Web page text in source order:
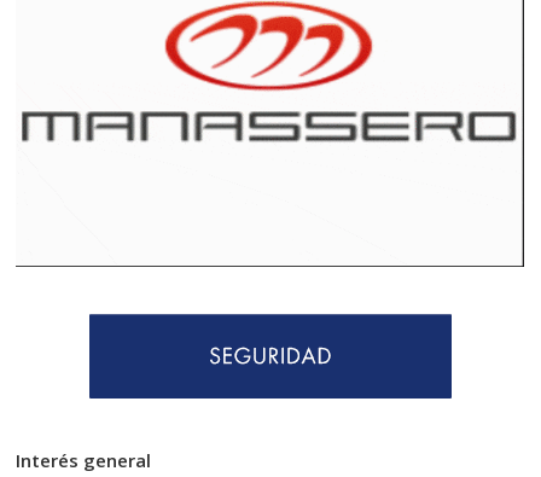
Interés general